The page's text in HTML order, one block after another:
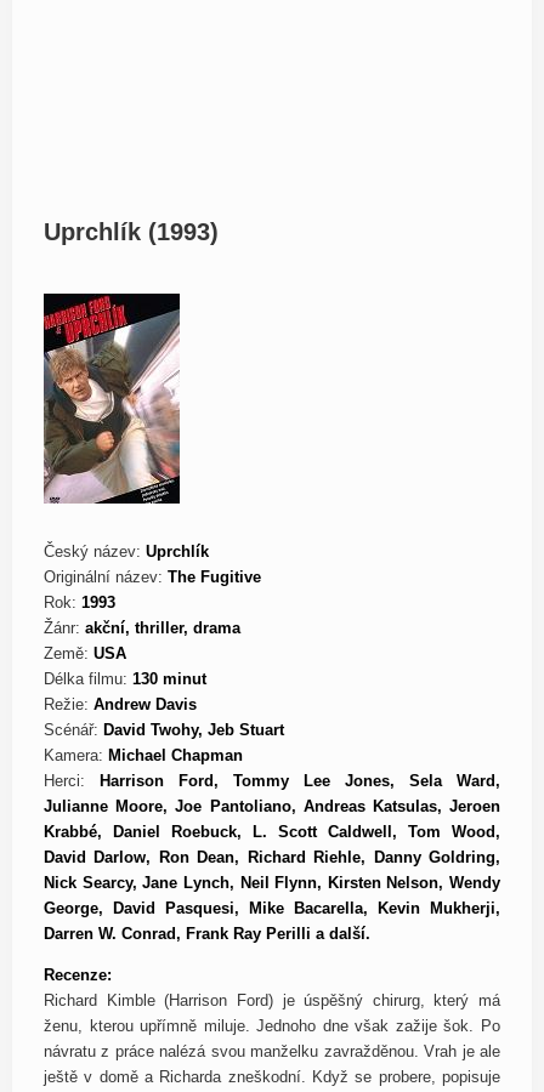
Uprchlík (1993)
Český název: Uprchlík
Originální název: The Fugitive
Rok: 1993
Žánr: akční, thriller, drama
Země: USA
Délka filmu: 130 minut
Režie: Andrew Davis
Scénář: David Twohy, Jeb Stuart
Kamera: Michael Chapman
Herci:
Harrison Ford, Tommy Lee Jones, Sela Ward,
Julianne Moore, Joe Pantoliano, Andreas Katsulas, Jeroen
Krabbé, Daniel Roebuck, L. Scott Caldwell, Tom Wood,
David Darlow, Ron Dean, Richard Riehle, Danny Goldring,
Nick Searcy, Jane Lynch, Neil Flynn, Kirsten Nelson, Wendy
George, David Pasquesi, Mike Bacarella, Kevin Mukherji,
Darren W. Conrad, Frank Ray Perilli a další.
Recenze:
Richard Kimble (Harrison Ford) je úspěšný chirurg, který má
ženu, kterou upřímně miluje. Jednoho dne však zažije šok. Po
návratu z práce nalézá svou manželku zavražděnou. Vrah je ale
ještě v domě a Richarda zneškodní. Když se probere, popisuje